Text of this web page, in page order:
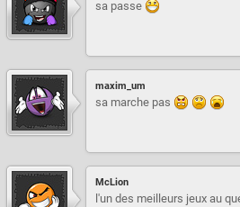
sa passe
maxim_um
sa marche pas
McLion
l'un des meilleurs jeux au